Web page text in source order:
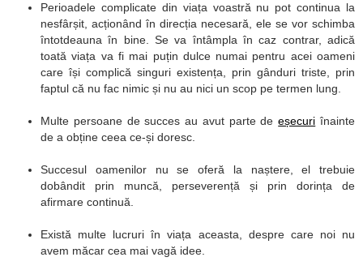
Perioadele complicate din viața voastră nu pot continua la
nesfârșit, acționând în direcția necesară, ele se vor schimba
întotdeauna în bine. Se va întâmpla în caz contrar, adică
toată viața va fi mai puțin dulce numai pentru acei oameni
care își complică singuri existența, prin gânduri triste, prin
faptul că nu fac nimic și nu au nici un scop pe termen lung.
Multe persoane de succes au avut parte deeșecuri înainte
de a obține ceea ce-și doresc.
Succesul oamenilor nu se oferă la naștere, el trebuie
dobândit prin muncă, perseverență și prin dorința de
afirmare continuă.
Există multe lucruri în viața aceasta, despre care noi nu
avem măcar cea mai vagă idee.